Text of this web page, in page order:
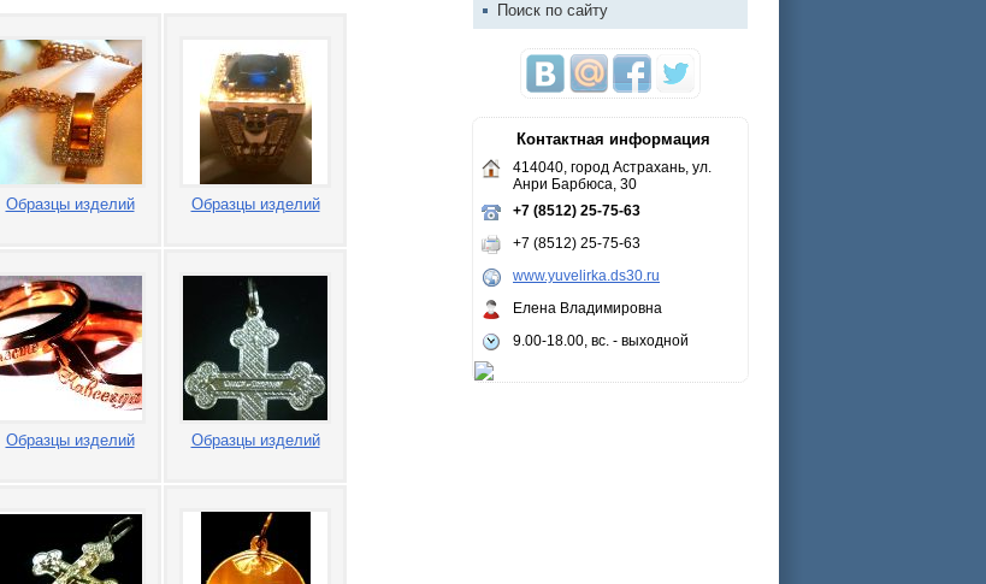
Образцы изделий Образцы изделий
Образцы изделий Образцы изделий
Поиск по сайту
Контактная информация
414040, город Астрахань, ул.
Анри Барбюса, 30
+7 (8512) 25-75-63
+7 (8512) 25-75-63
www.yuvelirka.ds30.ru
Елена Владимировна
9.00-18.00, вс. - выходной